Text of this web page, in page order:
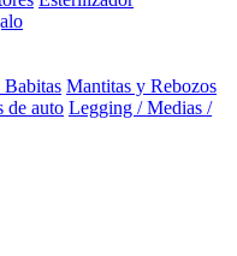
Babitas Mantitas y Rebozos
de auto Legging / Medias /